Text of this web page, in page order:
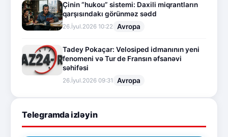
Çinin “hukou” sistemi: Daxili miqrantların
qarşısındakı görünməz sədd
26.İyul.2026 10:22 Avropa
Tadey Pokaçar: Velosiped idmanının yeni
fenomeni və Tur de Fransın əfsanəvi
səhifəsi
26.İyul.2026 09:31 Avropa
Telegramda izləyin